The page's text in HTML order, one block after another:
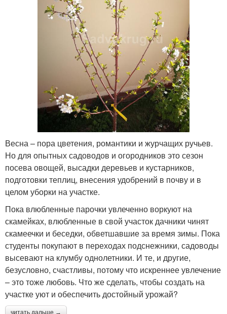
Весна – пора цветения, романтики и журчащих ручьев.
Но для опытных садоводов и огородников это сезон
посева овощей, высадки деревьев и кустарников,
подготовки теплиц, внесения удобрений в почву и в
целом уборки на участке.
Пока влюбленные парочки увлеченно воркуют на
скамейках, влюбленные в свой участок дачники чинят
скамеечки и беседки, обветшавшие за время зимы. Пока
студенты покупают в переходах подснежники, садоводы
высевают на клумбу однолетники. И те, и другие,
безусловно, счастливы, потому что искреннее увлечение
– это тоже любовь. Что же сделать, чтобы создать на
участке уют и обеспечить достойный урожай?